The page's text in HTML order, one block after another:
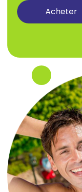
Acheter